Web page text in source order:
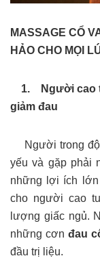
MASSAGE CỔ
HẢO CHO MỌI
1. Người cao
giảm đau
Người trong độ
yếu và gặp phải
những lợi ích lớn
cho người cao
lượng giấc ngủ.
những cơn đau
đầu trị liệu.